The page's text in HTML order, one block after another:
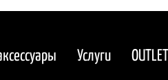
Услуги OUTLET